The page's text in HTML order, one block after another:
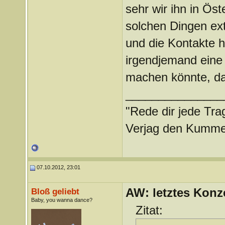
sehr wir ihn in
solchen Dingen
und die Kontakte
irgendjemand
machen könnte,
"Rede dir jede
Verjag den
07.10.2012, 23:01
Bloß geliebt
Baby, you wanna dance?
AW: letztes
Zitat: